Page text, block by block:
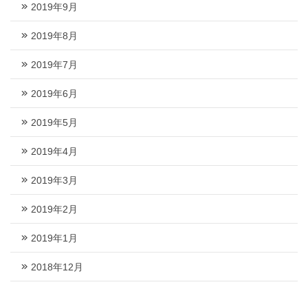
2019年9月
2019年8月
2019年7月
2019年6月
2019年5月
2019年4月
2019年3月
2019年2月
2019年1月
2018年12月